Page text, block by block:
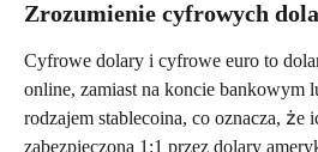
Zrozumienie cyfrowych
Cyfrowe dolary i cyfrowe euro to
online, zamiast na koncie bankowym
rodzajem stablecoina, co oznacza, że
zabezpieczona 1:1 przez dolary